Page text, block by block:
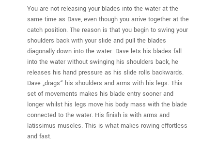
You are not releasing your blades into the water at the
same time as Dave, even though you arrive together at the
catch position. The reason is that you begin to swing your
shoulders back with your slide and pull the blades
diagonally down into the water. Dave lets his blades fall
into the water without swinging his shoulders back, he
releases his hand pressure as his slide rolls backwards.
Dave „drags“ his shoulders and arms with his legs. This
set of movements makes his blade entry sooner and
longer whilst his legs move his body mass with the blade
connected to the water. His finish is with arms and
latissimus muscles. This is what makes rowing effortless
and fast.